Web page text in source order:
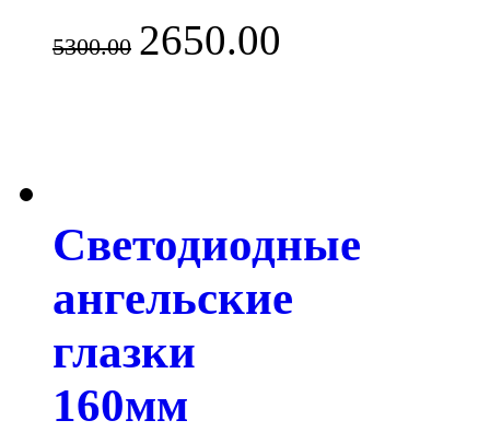
5300.00 2650.00
Светодиодные
ангельские
глазки
160мм